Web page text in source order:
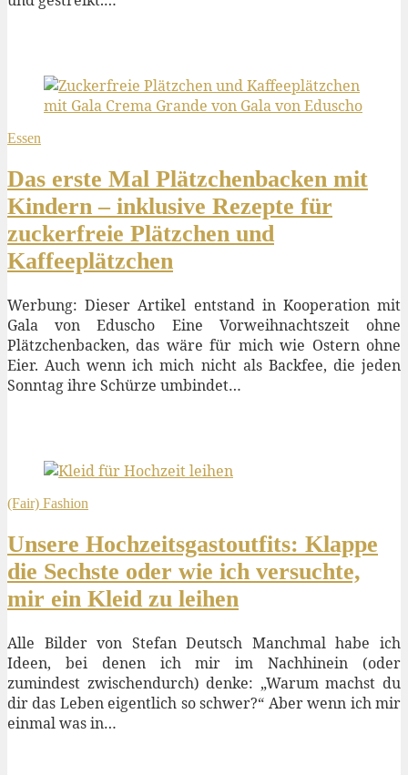
Essen
Das erste Mal Plätzchenbacken mit
Kindern – inklusive Rezepte für
zuckerfreie Plätzchen und
Kaffeeplätzchen
Werbung: Dieser Artikel entstand in Kooperation mit
Gala von Eduscho Eine Vorweihnachtszeit ohne
Plätzchenbacken, das wäre für mich wie Ostern ohne
Eier. Auch wenn ich mich nicht als Backfee, die jeden
Sonntag ihre Schürze umbindet…
(Fair) Fashion
Unsere Hochzeitsgastoutfits: Klappe
die Sechste oder wie ich versuchte,
mir ein Kleid zu leihen
Alle Bilder von Stefan Deutsch Manchmal habe ich
Ideen, bei denen ich mir im Nachhinein (oder
zumindest zwischendurch) denke: „Warum machst du
dir das Leben eigentlich so schwer?“ Aber wenn ich mir
einmal was in…